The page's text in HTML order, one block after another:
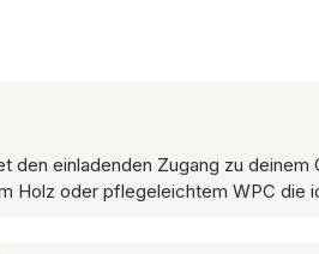
den einladenden Zugang zu
Holz oder pflegeleichtem WPC die